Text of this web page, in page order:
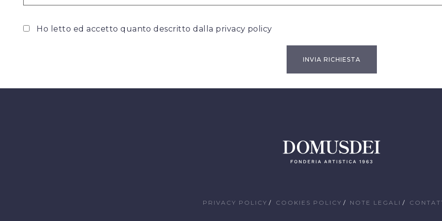
Ho letto ed accetto quanto descritto dalla privacy policy
PRIVACY POLICY COOKIES POLICY NOTE LEGALI